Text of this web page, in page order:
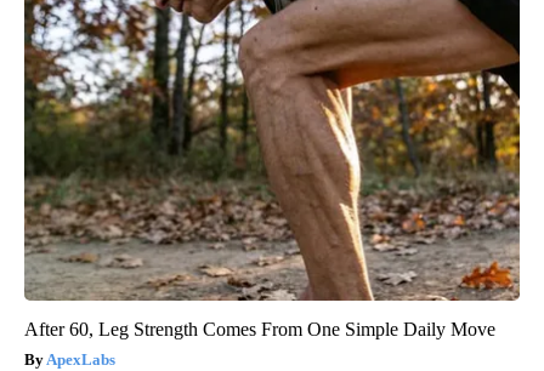
After 60, Leg Strength Comes From One Simple Daily Move
ApexLabs